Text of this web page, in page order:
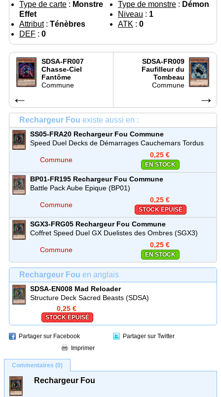
Type de carte : Monstre
Effet
Type de monstre : Démon
Niveau : 1
Attribut: Ténèbres ATK : 0
DEF : 0
SDSA-FR007
Chasse-Ciel
Fantôme
Commune
←
SDSA-FR009
Faufilleur du
Tombeau
Commune
→
Rechargeur Fou existe aussi en :
SS05-FRA20 Rechargeur Fou Commune
Speed Duel Decks de Démarrages Cauchemars Tordus
Commune
0,25 €
EN STOCK
BP01-FR195 Rechargeur Fou Commune
Battle Pack Aube Epique (BP01)
Commune
0,25 €
STOCK ÉPUISÉ
SGX3-FRG05 Rechargeur Fou Commune
Coffret Speed Duel GX Duelistes des Ombres (SGX3)
Commune
0,25 €
EN STOCK
Rechargeur Fou en anglais
SDSA-EN008 Mad Reloader
Structure Deck Sacred Beasts (SDSA)
0,25 €
STOCK ÉPUISÉ
Partager sur Facebook
Partager sur Twitter
Imprimer
Commentaires (0)
Rechargeur Fou